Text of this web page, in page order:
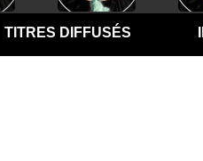
TITRES DIFFUSÉS